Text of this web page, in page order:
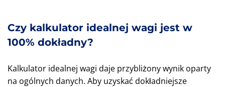
Czy kalkulator idealnej wagi jest w
100% dokładny?
Kalkulator idealnej wagi daje przybliżony wynik oparty
na ogólnych danych. Aby uzyskać dokładniejsze